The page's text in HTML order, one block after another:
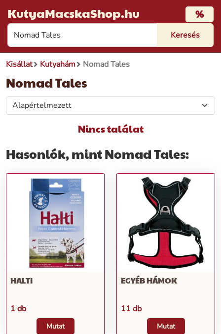
KutyaMacskaShop.hu %
Kisállat Kutyahám Nomad Tales
Nomad Tales
Nincs találat
Hasonlók, mint Nomad Tales:
HALTI
1 db
Mutat
EGYÉB HÁMOK
11 db
Mutat